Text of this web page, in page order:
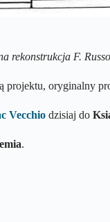
rekonstrukcja F.
projektu, oryginalny
Vecchio dzisiaj do
.